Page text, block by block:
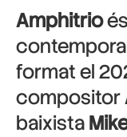
Amphitrio
format el
compositor
baixista